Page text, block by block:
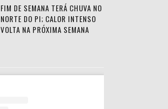
FIM DE SEMANA TERÁ CHUVA NO
NORTE DO PI; CALOR INTENSO
VOLTA NA PRÓXIMA SEMANA